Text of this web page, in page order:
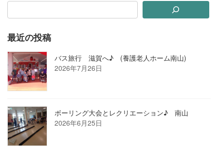
最近の投稿
バス旅行 滋賀へ♪ (養護老人ホーム南山)
2026年7月26日
ボーリング大会とレクリエーション♪ 南山
2026年6月25日